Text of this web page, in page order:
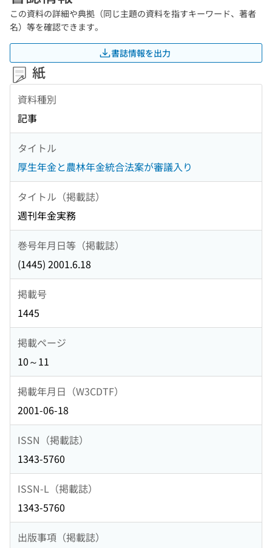
この資料の詳細や典拠（同じ主題の資料を指すキーワード、著者
名）等を確認できます。
書誌情報を出力
紙
資料種別
記事
タイトル
厚生年金と農林年金統合法案が審議入り
タイトル（掲載誌）
週刊年金実務
巻号年月日等（掲載誌）
(1445) 2001.6.18
掲載号
1445
掲載ページ
10～11
掲載年月日（W3CDTF）
2001-06-18
ISSN（掲載誌）
1343-5760
ISSN-L（掲載誌）
1343-5760
出版事項（掲載誌）